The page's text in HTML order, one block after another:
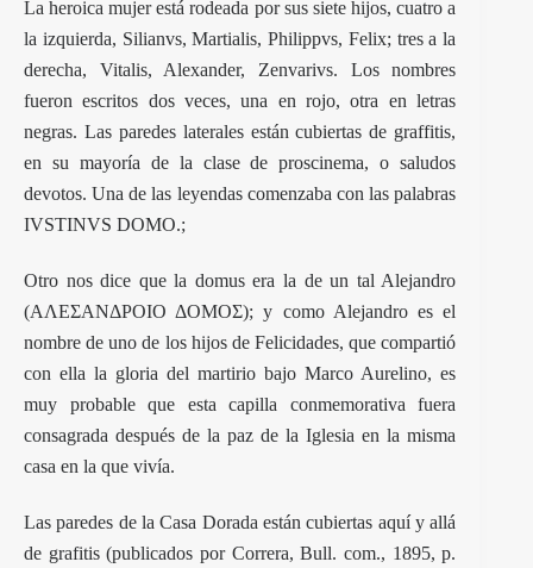
La heroica mujer está rodeada por sus siete hijos, cuatro a
la izquierda, Silianvs, Martialis, Philippvs, Felix; tres a la
derecha, Vitalis, Alexander, Zenvarivs. Los nombres
fueron escritos dos veces, una en rojo, otra en letras
negras. Las paredes laterales están cubiertas de graffitis,
en su mayoría de la clase de proscinema, o saludos
devotos. Una de las leyendas comenzaba con las palabras
IVSTINVS DOMO.;
Otro nos dice que la domus era la de un tal Alejandro
(ΑΛΕΣΑΝΔΡΟΙΟ ΔΟΜΟΣ); y como Alejandro es el
nombre de uno de los hijos de Felicidades, que compartió
con ella la gloria del martirio bajo Marco Aurelino, es
muy probable que esta capilla conmemorativa fuera
consagrada después de la paz de la Iglesia en la misma
casa en la que vivía.
Las paredes de la Casa Dorada están cubiertas aquí y allá
de grafitis (publicados por Correra, Bull. com., 1895, p.